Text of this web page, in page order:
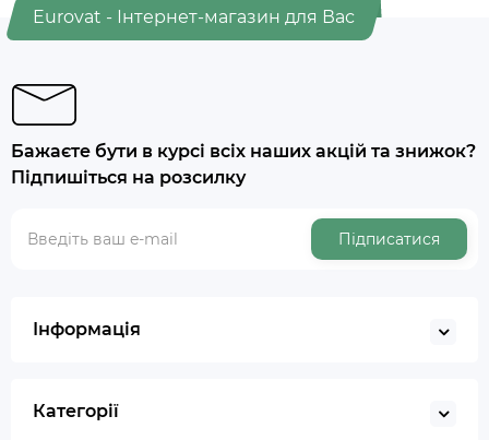
Eurovat - Інтернет-магазин для Вас
Бажаєте бути в курсі всіх наших акцій та знижок?
Підпишіться на розсилку
Підписатися
Інформація
Категорії